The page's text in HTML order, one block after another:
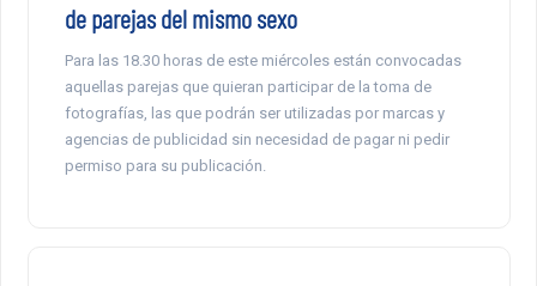
de parejas del mismo sexo
Para las 18.30 horas de este miércoles están convocadas
aquellas parejas que quieran participar de la toma de
fotografías, las que podrán ser utilizadas por marcas y
agencias de publicidad sin necesidad de pagar ni pedir
permiso para su publicación.